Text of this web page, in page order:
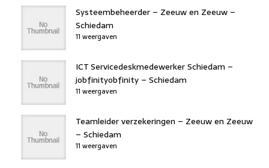
Systeembeheerder – Zeeuw en Zeeuw –
Schiedam
11 weergaven
ICT Servicedeskmedewerker Schiedam –
jobfinityobfinity – Schiedam
11 weergaven
Teamleider verzekeringen – Zeeuw en Zeeuw
– Schiedam
11 weergaven